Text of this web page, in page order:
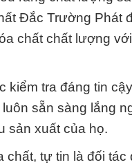
Đắc Trường Phát
chất chất lượng
tra đáng tin
sẵn sàng lắng
sản xuất của họ.
tự tin là đối tác